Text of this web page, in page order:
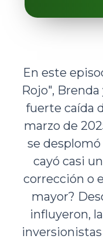
En este
Rojo",
fuerte caída
marzo de
se desplomó
cayó casi
corrección o
mayor?
influyeron,